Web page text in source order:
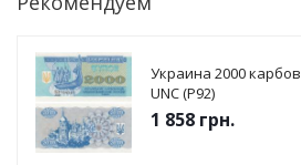
Украина 2000
UNC (P92)
1 858 грн.